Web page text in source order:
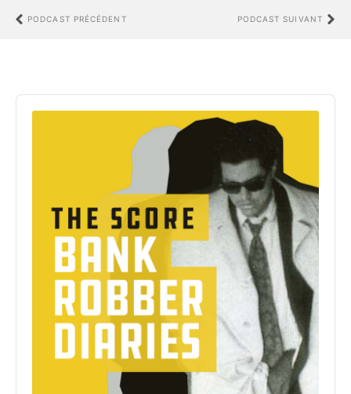
PODCAST PRÉCÉDENT PODCAST SUIVANT
Audio
Player